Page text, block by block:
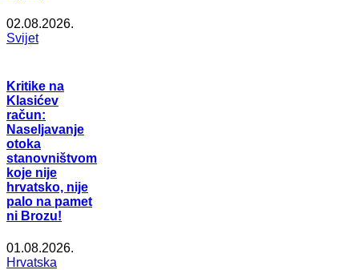
02.08.2026.
Svijet
Kritike na
Klasićev
račun:
Naseljavanje
otoka
stanovništvom
koje nije
hrvatsko, nije
palo na pamet
ni Brozu!
01.08.2026.
Hrvatska